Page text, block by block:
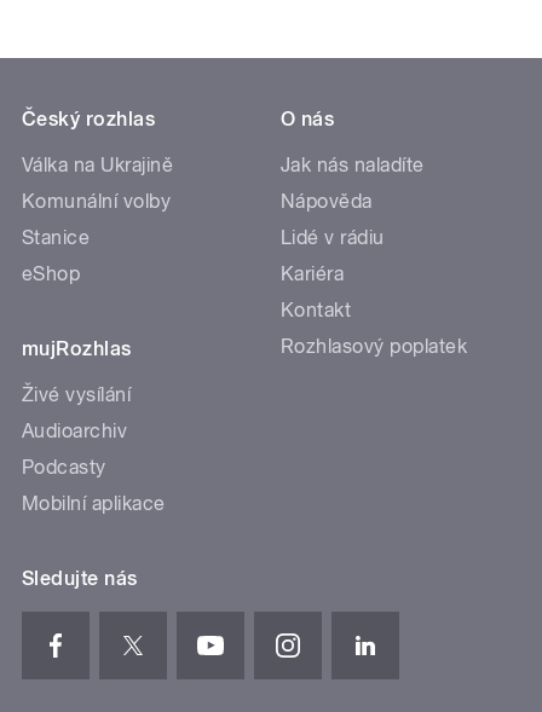
Český rozhlas
Válka na Ukrajině
Komunální volby
Stanice
eShop
mujRozhlas
Živé vysílání
Audioarchiv
Podcasty
Mobilní aplikace
O nás
Jak nás naladíte
Nápověda
Lidé v rádiu
Kariéra
Kontakt
Rozhlasový poplatek
Sledujte nás